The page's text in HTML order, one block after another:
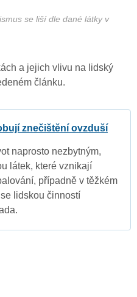
se liší dle dané látky v
a jejich vlivu na lidský
článku.
znečištění ovzduší
naprosto nezbytným,
látek, které vznikají
případně v těžkém
lidskou činností